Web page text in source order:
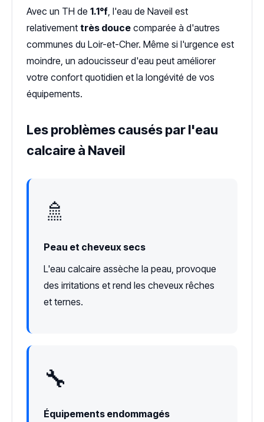
Avec un TH de 1.1°f, l'eau de Naveil est
relativement très douce comparée à d'autres
communes du Loir-et-Cher. Même si l'urgence est
moindre, un adoucisseur d'eau peut améliorer
votre confort quotidien et la longévité de vos
équipements.
Les problèmes causés par l'eau
calcaire à Naveil
🚿
Peau et cheveux secs
L'eau calcaire assèche la peau, provoque
des irritations et rend les cheveux rêches
et ternes.
🔧
Équipements endommagés